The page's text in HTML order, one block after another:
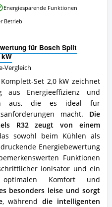
für Bosch Split
Vergleich
Set 2,0 kW zeichnet
Energieeffizienz und
aus, die es ideal für
macht. Die
R32 zeugt von einem
sowohl beim Kühlen als
Energiebewertung
Funktionen
Ionisator und ein
optimalen Komfort und
besonders leise und sorgt
, währenddie intelligenten
Energiesparende Funktionen
Betrieb